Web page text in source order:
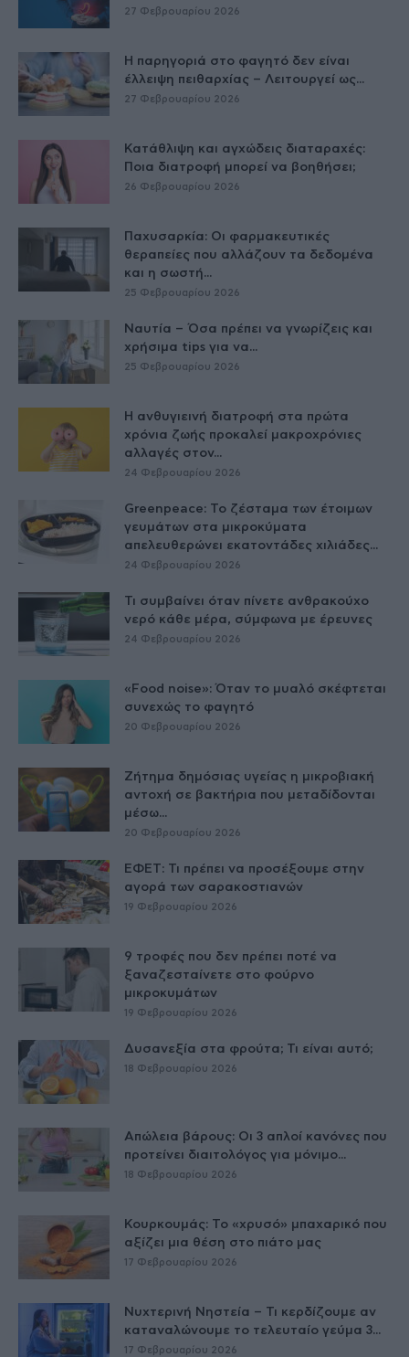
27 Φεβρουαρίου 2026
Η παρηγοριά στο φαγητό δεν είναι
έλλειψη πειθαρχίας – Λειτουργεί ως...
27 Φεβρουαρίου 2026
Κατάθλιψη και αγχώδεις διαταραχές:
Ποια διατροφή μπορεί να βοηθήσει;
26 Φεβρουαρίου 2026
Παχυσαρκία: Οι φαρμακευτικές
θεραπείες που αλλάζουν τα δεδομένα
και η σωστή...
25 Φεβρουαρίου 2026
Ναυτία – Όσα πρέπει να γνωρίζεις και
χρήσιμα tips για να...
25 Φεβρουαρίου 2026
Η ανθυγιεινή διατροφή στα πρώτα
χρόνια ζωής προκαλεί μακροχρόνιες
αλλαγές στον...
24 Φεβρουαρίου 2026
Greenpeace: Το ζέσταμα των έτοιμων
γευμάτων στα μικροκύματα
απελευθερώνει εκατοντάδες χιλιάδες...
24 Φεβρουαρίου 2026
Τι συμβαίνει όταν πίνετε ανθρακούχο
νερό κάθε μέρα, σύμφωνα με έρευνες
24 Φεβρουαρίου 2026
«Food noise»: Όταν το μυαλό σκέφτεται
συνεχώς το φαγητό
20 Φεβρουαρίου 2026
Ζήτημα δημόσιας υγείας η μικροβιακή
αντοχή σε βακτήρια που μεταδίδονται
μέσω...
20 Φεβρουαρίου 2026
ΕΦΕΤ: Τι πρέπει να προσέξουμε στην
αγορά των σαρακοστιανών
19 Φεβρουαρίου 2026
9 τροφές που δεν πρέπει ποτέ να
ξαναζεσταίνετε στο φούρνο
μικροκυμάτων
19 Φεβρουαρίου 2026
Δυσανεξία στα φρούτα; Τι είναι αυτό;
18 Φεβρουαρίου 2026
Απώλεια βάρους: Οι 3 απλοί κανόνες που
προτείνει διαιτολόγος για μόνιμο...
18 Φεβρουαρίου 2026
Κουρκουμάς: Το «χρυσό» μπαχαρικό που
αξίζει μια θέση στο πιάτο μας
17 Φεβρουαρίου 2026
Νυχτερινή Νηστεία – Τι κερδίζουμε αν
καταναλώνουμε το τελευταίο γεύμα 3...
17 Φεβρουαρίου 2026